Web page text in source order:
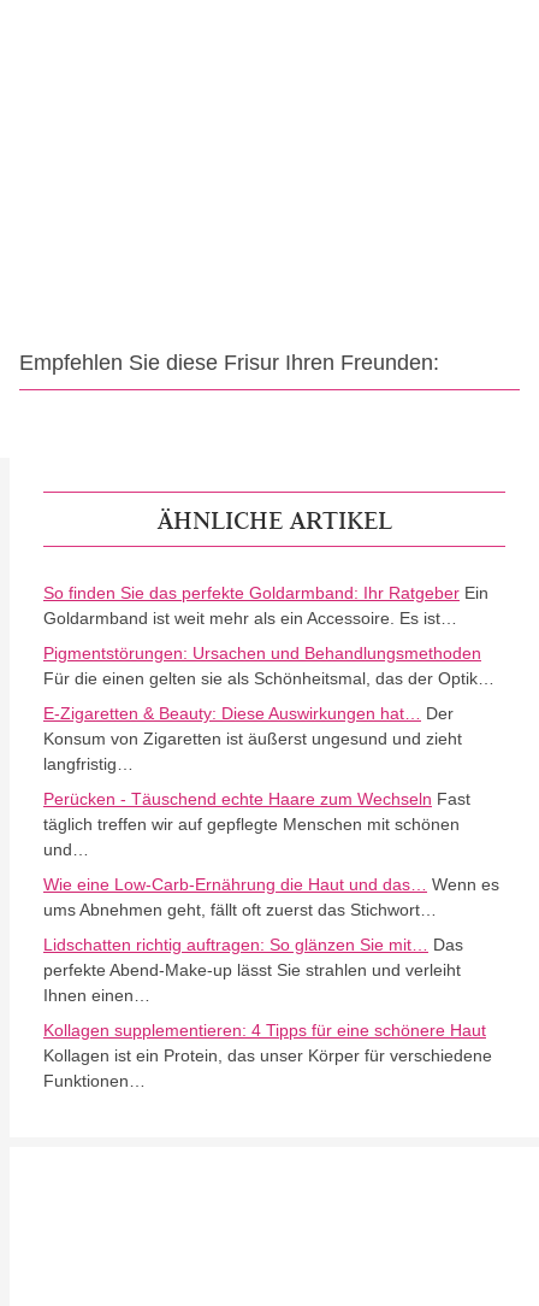
Empfehlen Sie diese Frisur Ihren Freunden:
ÄHNLICHE ARTIKEL
So finden Sie das perfekte Goldarmband: Ihr Ratgeber Ein
Goldarmband ist weit mehr als ein Accessoire. Es ist…
Pigmentstörungen: Ursachen und Behandlungsmethoden
Für die einen gelten sie als Schönheitsmal, das der Optik…
E-Zigaretten & Beauty: Diese Auswirkungen hat…
Der
Konsum von Zigaretten ist äußerst ungesund und zieht
langfristig…
Perücken - Täuschend echte Haare zum Wechseln Fast
täglich treffen wir auf gepflegte Menschen mit schönen
und…
Wie eine Low-Carb-Ernährung die Haut und das…
Wenn es
ums Abnehmen geht, fällt oft zuerst das Stichwort…
Lidschatten richtig auftragen: So glänzen Sie mit…
Das
perfekte Abend-Make-up lässt Sie strahlen und verleiht
Ihnen einen…
Kollagen supplementieren: 4 Tipps für eine schönere Haut
Kollagen ist ein Protein, das unser Körper für verschiedene
Funktionen…